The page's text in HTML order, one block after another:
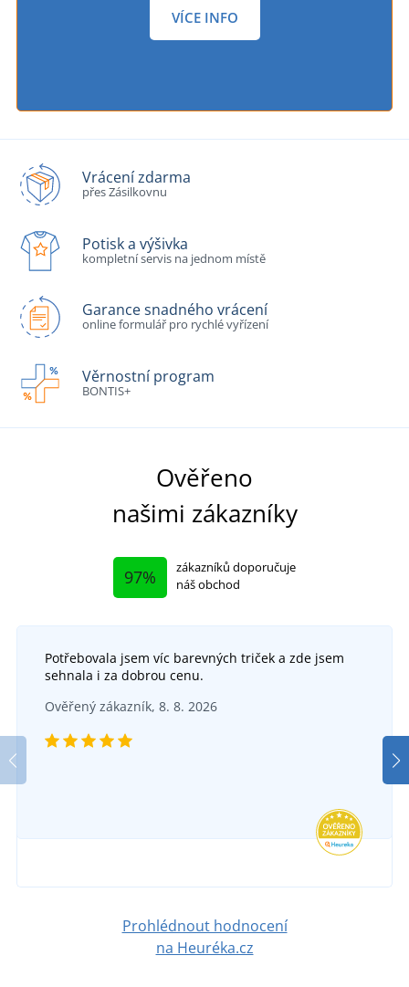
VÍCE INFO
Vrácení zdarma
přes Zásilkovnu
Potisk a výšivka
kompletní servis na jednom místě
Garance snadného vrácení
online formulář pro rychlé vyřízení
Věrnostní program
BONTIS+
Ověřeno
našimi zákazníky
97%
zákazníků doporučuje
náš obchod
Potřebovala jsem víc barevných triček a zde jsem
sehnala i za dobrou cenu.
Ověřený zákazník, 8. 8. 2026
Prohlédnout hodnocení
na Heuréka.cz